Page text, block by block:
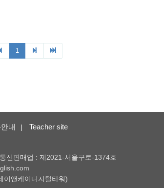
내 | Teacher site
신판매업 : 제2021-서울구로-1374호
이앤케이디지털타워)